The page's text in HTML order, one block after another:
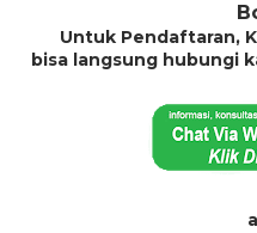
Untuk Pendaftaran,
bisa langsung hubungi